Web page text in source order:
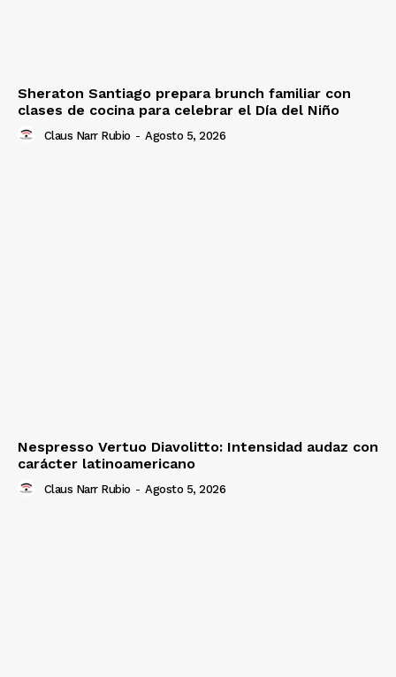
Sheraton Santiago prepara brunch familiar con
clases de cocina para celebrar el Día del Niño
Claus Narr Rubio - Agosto 5, 2026
Nespresso Vertuo Diavolitto: Intensidad audaz con
carácter latinoamericano
Claus Narr Rubio - Agosto 5, 2026